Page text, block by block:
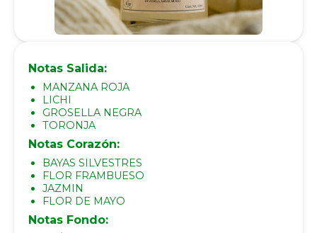
Notas Salida:
MANZANA ROJA
LICHI
GROSELLA NEGRA
TORONJA
Notas Corazón:
BAYAS SILVESTRES
FLOR FRAMBUESO
JAZMIN
FLOR DE MAYO
Notas Fondo: